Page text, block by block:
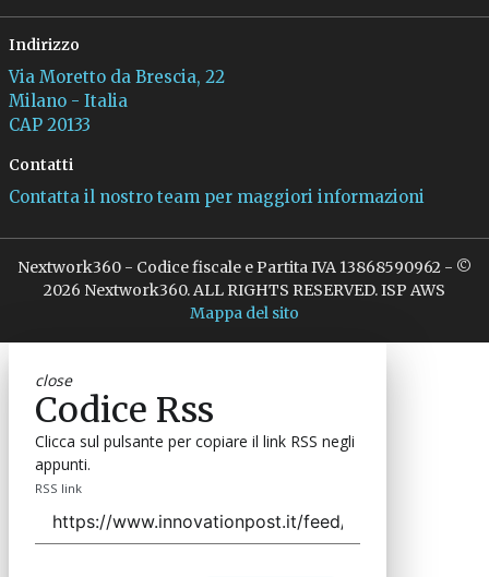
Indirizzo
Via Moretto da Brescia, 22
Milano - Italia
CAP 20133
Contatti
Contatta il nostro team per maggiori informazioni
Nextwork360 - Codice fiscale e Partita IVA 13868590962 - ©
2026 Nextwork360. ALL RIGHTS RESERVED. ISP AWS
Mappa del sito
close
Codice Rss
Clicca sul pulsante per copiare il link RSS negli
appunti.
RSS link